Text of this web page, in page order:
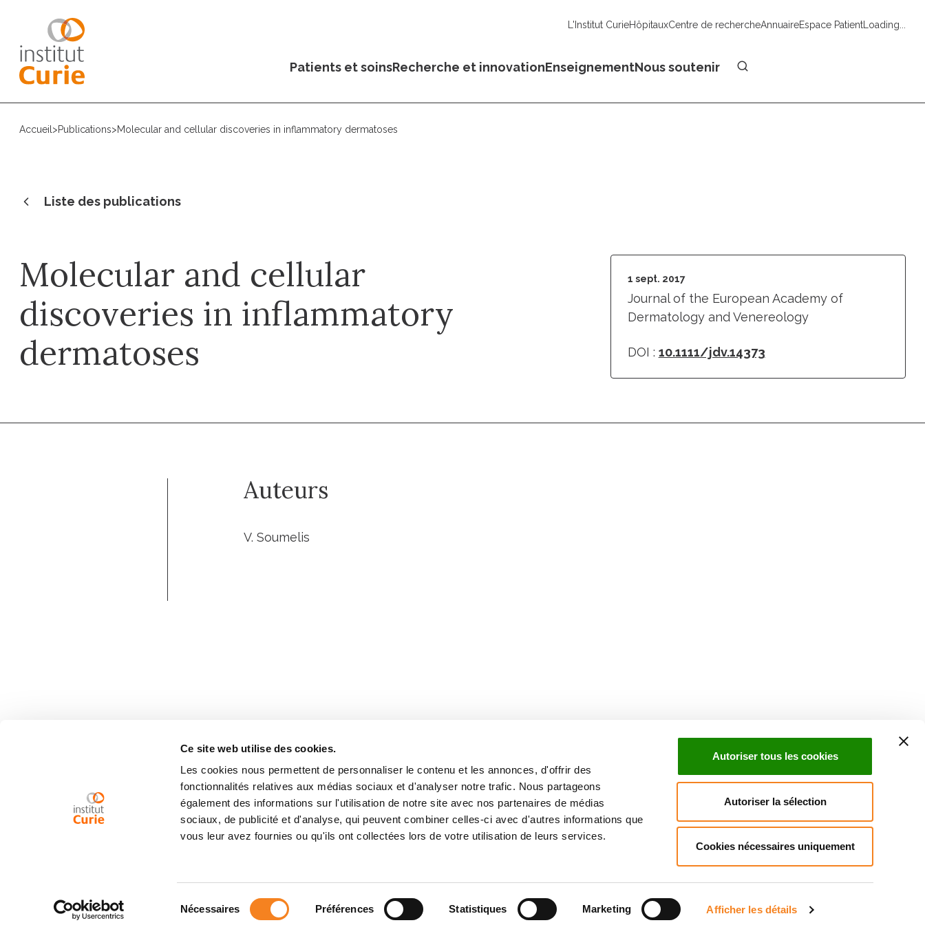
Ce site web utilise des cookies.
Les cookies nous permettent de personnaliser le contenu et les annonces, d'offrir des
fonctionnalités relatives aux médias sociaux et d'analyser notre trafic. Nous partageons
également des informations sur l'utilisation de notre site avec nos partenaires de médias
sociaux, de publicité et d'analyse, qui peuvent combiner celles-ci avec d'autres informations que
vous leur avez fournies ou qu'ils ont collectées lors de votre utilisation de leurs services.
Nécessaires Préférences Statistiques Marketing Afficher les détails
Autoriser tous les cookies
Autoriser la sélection
Cookies nécessaires uniquement
L'Institut CurieHôpitauxCentre de rechercheAnnuaireEspace PatientLoading...
Patients et soinsRecherche et innovationEnseignementNous soutenir
Accueil >Publications>Molecular and cellular discoveries in inflammatory dermatoses
Liste des publications
Molecular and cellular
discoveries in inflammatory
dermatoses
1 sept. 2017
Journal of the European Academy of
Dermatology and Venereology
DOI : 10.1111/jdv.14373
Auteurs
V. Soumelis
Inscrivez-vous à la newsletter
ActualitésDroits du patient
Mentions légalesPolitique des données personnellesGestion des cookiesSignalement